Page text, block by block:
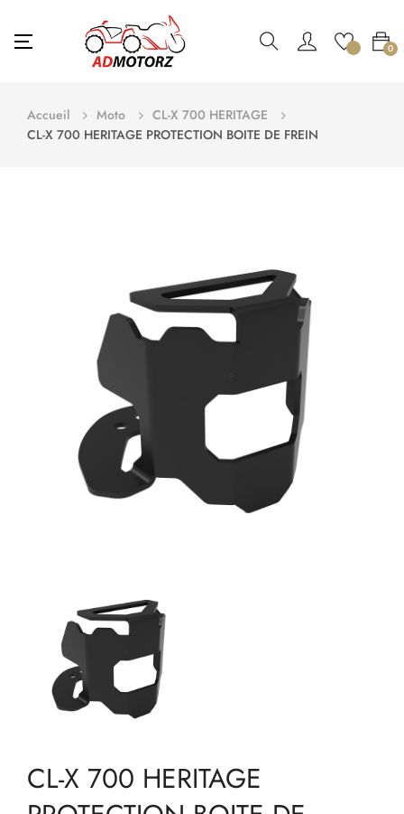
Basculer
navigation
☰ 0
Accueil Moto
CL-X 700 HERITAGE
CL-X 700 HERITAGE PROTECTION BOITE DE FREIN
CL-X 700 HERITAGE